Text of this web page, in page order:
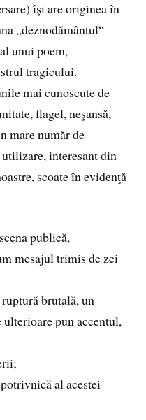
îşi are originea în
„deznodământul“
unui poem,
tragicului.
mai cunoscute de
flagel, neşansă,
mare număr de
interesant din
scoate în evidenţă
publică,
mesajul trimis de zei
brutală, un
pun accentul,
al acestei